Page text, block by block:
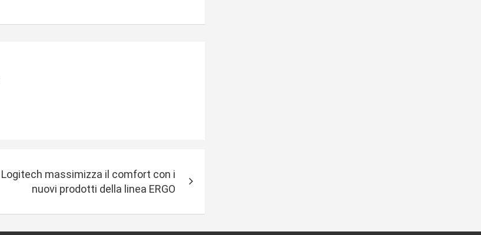
Logitech massimizza il comfort con i
nuovi prodotti della linea ERGO